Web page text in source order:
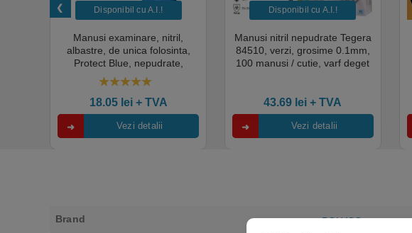
Disponibil cu A.I.​!
Manusi examinare, nitril,
albastre, de unica folosinta,
Protect Blue, nepudrate,
100buc / cutie pentru medical,
HoReCa, saloane si domeniul
industrial, calitate premium
18.05 lei+ TVA
Vezi detalii
Disponibil cu A.I.​!
Manusi nitril nepudrate Tegera
84510, verzi, grosime 0.1mm,
100 manusi / cutie, varf deget
43.69 lei + TVA
Vezi detalii
Brand POLYCO